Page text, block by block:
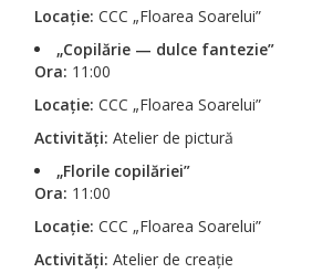
Locație: CCC „Floarea Soarelui”
„Copilărie — dulce fantezie”
Ora: 11:00
Locație: CCC „Floarea Soarelui”
Activități: Atelier de pictură
„Florile copilăriei”
Ora: 11:00
Locație: CCC „Floarea Soarelui”
Activități: Atelier de creație